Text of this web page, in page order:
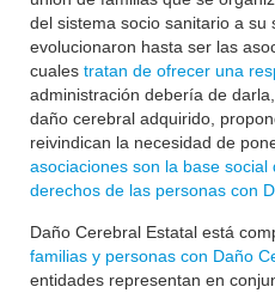
del sistema socio sanitario a su
evolucionaron hasta ser las
cuales tratan de ofrecer una
administración debería de
daño cerebral adquirido,
reivindican la necesidad de
asociaciones son la base
derechos de las personas con
Daño Cerebral Estatal está
familias y personas con Daño
entidades representan en